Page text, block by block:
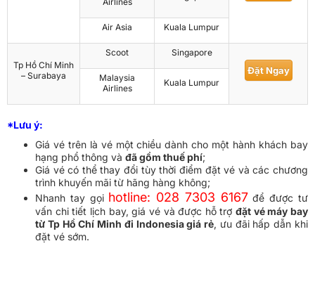
Air Asia Kuala Lumpur
Tp Hồ Chí Minh
– Surabaya
Scoot Singapore
Đặt Ngay
Malaysia
Airlines
Kuala Lumpur
*Lưu ý:
Giá vé trên là vé một chiều dành cho một hành khách bay
hạng phổ thông và đã gồm thuế phí;
Giá vé có thể thay đổi tùy thời điểm đặt vé và các chương
trình khuyến mãi từ hãng hàng không;
Nhanh tay gọi hotline: 028 7303 6167để được tư
vấn chi tiết lịch bay, giá vé và được hỗ trợđặt vé máy bay
từ Tp Hồ Chí Minh đi Indonesia giá rẻ, ưu đãi hấp dẫn khi
đặt vé sớm.